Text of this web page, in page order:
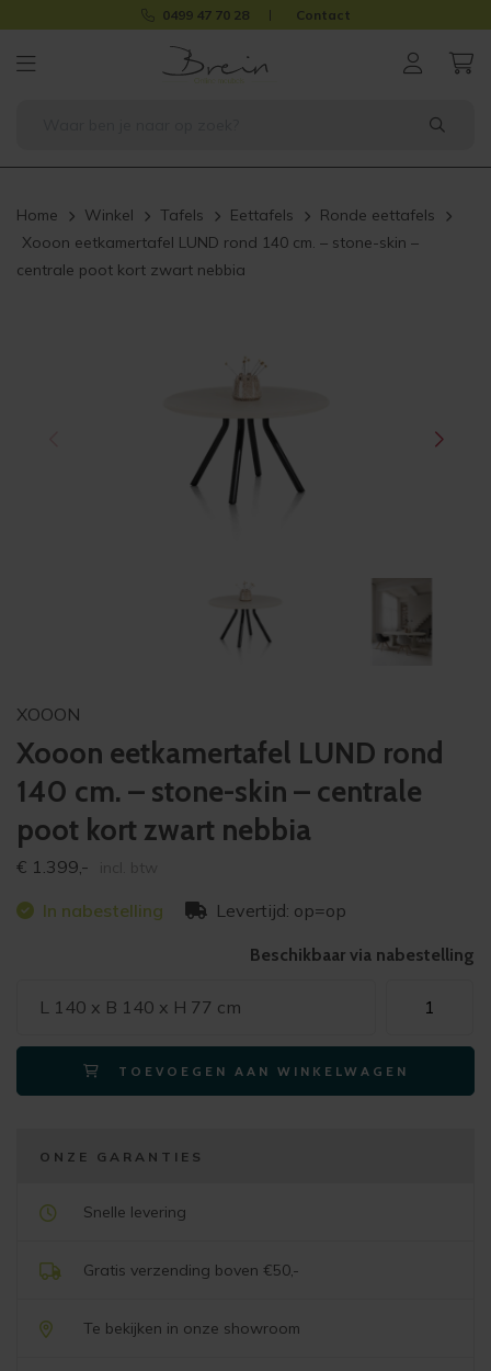
0499 47 70 28 Contact
Home Winkel Tafels Eettafels
Ronde eettafels
Xooon eetkamertafel LUND rond 140 cm. – stone-skin –
centrale poot kort zwart nebbia
XOOON
Xooon eetkamertafel LUND rond
140 cm. – stone-skin – centrale
poot kort zwart nebbia
€ 1.399,-
In nabestelling Levertijd: op=op
Beschikbaar via nabestelling
L 140 x B 140 x H 77 cm
LUND
rond
140
TOEVOEGEN AAN WINKELWAGEN
ONZE GARANTIES
Snelle levering
Gratis verzending boven €50,-
Te bekijken in onze showroom